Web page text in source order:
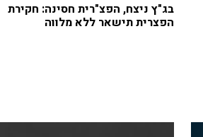
בג"ץ ניצח, הפצ"רית חסינה: חקירת
הפצרית תישאר ללא מלווה